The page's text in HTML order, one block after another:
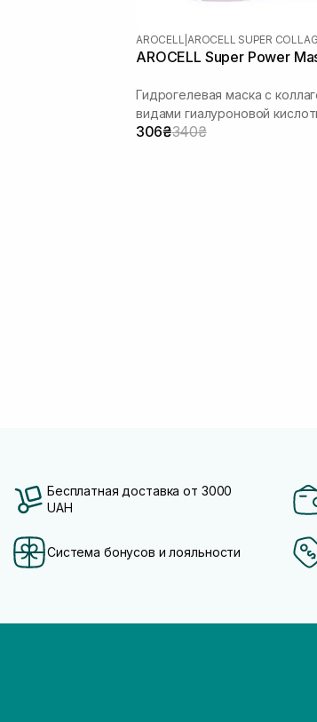
AROCELL AROCELL SUPER
AROCELL Super Power
Гидрогелевая маска с
видами гиалуроновой
306₴340₴
Бесплатная доставка от 3000
UAH
Система бонусов и лояльности